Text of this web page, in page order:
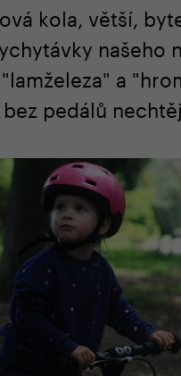
kola, větší,
našeho
a
pedálů